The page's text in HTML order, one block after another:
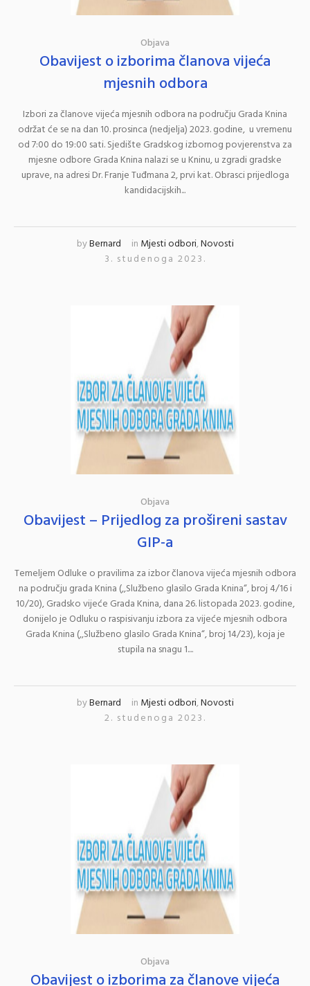
Objava
Obavijest o izborima članova vijeća
mjesnih odbora
Izbori za članove vijeća mjesnih odbora na području Grada Knina
održat će se na dan 10. prosinca (nedjelja) 2023. godine, u vremenu
od 7:00 do 19:00 sati. Sjedište Gradskog izbornog povjerenstva za
mjesne odbore Grada Knina nalazi se u Kninu, u zgradi gradske
uprave, na adresi Dr. Franje Tuđmana 2, prvi kat. Obrasci prijedloga
kandidacijskih...
byBernard in Mjesti odbori,Novosti
3. studenoga 2023.
Objava
Obavijest – Prijedlog za prošireni sastav
GIP-a
Temeljem Odluke o pravilima za izbor članova vijeća mjesnih odbora
na području grada Knina (,,Službeno glasilo Grada Knina“, broj 4/16 i
10/20), Gradsko vijeće Grada Knina, dana 26. listopada 2023. godine,
donijelo je Odluku o raspisivanju izbora za vijeće mjesnih odbora
Grada Knina (,,Službeno glasilo Grada Knina“, broj 14/23), koja je
stupila na snagu 1....
byBernard in Mjesti odbori,Novosti
2. studenoga 2023.
Objava
Obavijest o izborima za članove vijeća